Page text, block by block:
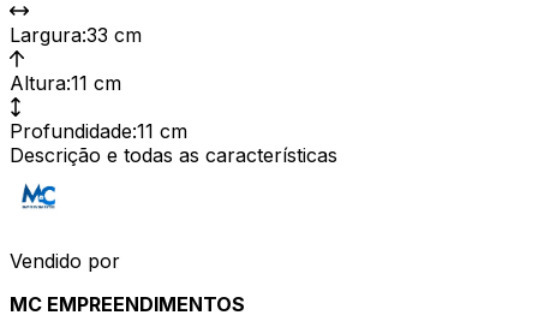
Largura:33 cm
Altura:11 cm
Profundidade:11 cm
Descrição e todas as características
Vendido por
MC EMPREENDIMENTOS